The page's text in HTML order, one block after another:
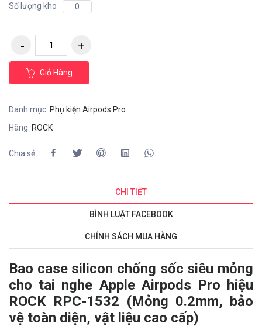
Số lượng kho
0
Giỏ Hàng
Danh mục: Phụ kiện Airpods Pro
Hãng: ROCK
Chia sẻ:
CHI TIẾT
BÌNH LUẬT FACEBOOK
CHÍNH SÁCH MUA HÀNG
Bao case silicon chống sốc siêu mỏng
cho tai nghe Apple Airpods Pro hiệu
ROCK RPC-1532 (Mỏng 0.2mm, bảo
vệ toàn diện, vật liệu cao cấp)